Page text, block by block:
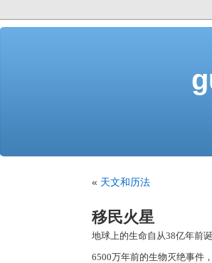
« 天文和历法
移民火星
地球上的生命自从38亿年前
6500万年前的生物灭绝事件